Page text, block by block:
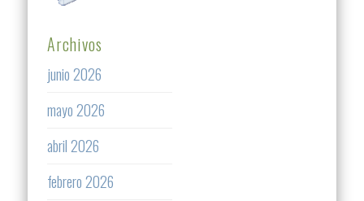
Archivos
junio 2026
mayo 2026
abril 2026
febrero 2026